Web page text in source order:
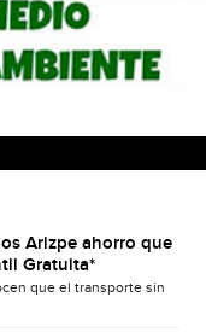
Arizpe ahorro que
Gratuita*
que el transporte sin